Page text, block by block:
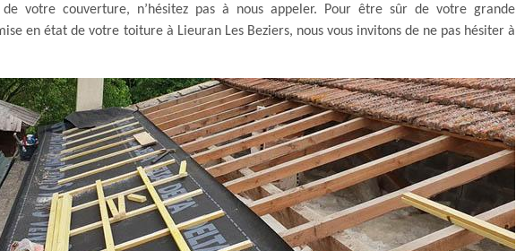
votre couverture, n’hésitez pas à nous appeler. Pour être sûr de votre grande
en état de votre toiture à Lieuran Les Beziers, nous vous invitons de ne pas hésiter à